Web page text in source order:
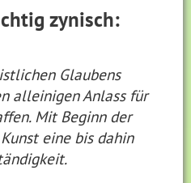
zynisch:
Glaubens
alleinigen Anlass für
Mit Beginn der
eine bis dahin